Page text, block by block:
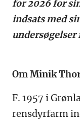
for 2026 for
indsats med
undersøgelser
Om Minik
F. 1957 i
rensdyrfarm